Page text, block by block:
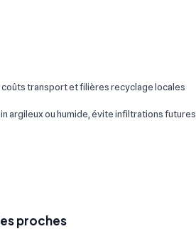
transport et filières recyclage locales
argileux ou humide, évite infiltrations futures
proches